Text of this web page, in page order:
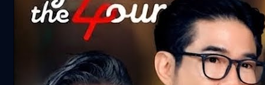
364.4k views 1 month ago